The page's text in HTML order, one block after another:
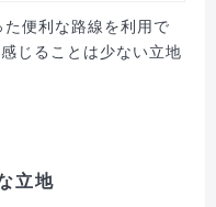
便利な路線を利用で
じることは少ない立地
立地